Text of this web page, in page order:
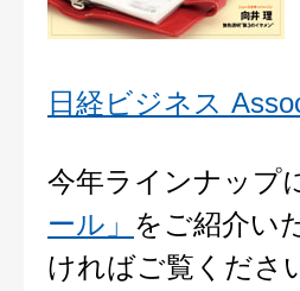
日経ビジネス
今年ラインナップ
ール」 をご紹介い
ければご覧くださ